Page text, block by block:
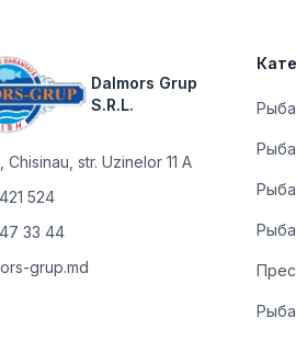
Dalmors Grup
S.R.L.
Chisinau, str. Uzinelor 11 A
524
33 44
grup.md
Рыба